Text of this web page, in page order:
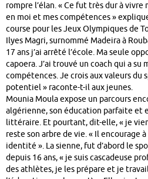
rompre l’élan. « Ce fut très dur à vivre
en moi et mes compétences »
course pour les Jeux Olympiques de
Ilyes Magri, surnommé Madeira à
17 ans j’ai arrêté l’école. Ma seule
capoera. J’ai trouvé un coach qui a
compétences. Je crois aux valeurs du
potentiel » raconte-t-il aux jeunes.
Mounia Moula expose un parcours
algérienne, son éducation parfaite et
littéraire. Et pourtant, dit-elle, « je
reste son arbre de vie. « Il encourage
identité ». La sienne, fut d’abord le
depuis 16 ans, « je suis cascadeuse
des athlètes, je les prépare et je